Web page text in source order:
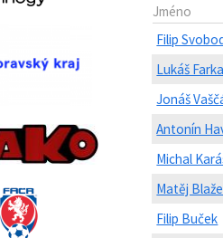
Jméno
Filip
Lukáš
Jonáš
Antonín
Michal
Matěj
Filip Buček